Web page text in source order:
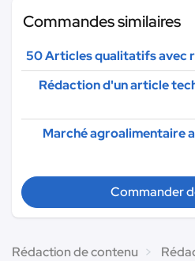
Commandes similaires
50 Articles qualitatifs avec
Rédaction d'un article
Marché agroalimentaire
Commander
Rédaction de contenu